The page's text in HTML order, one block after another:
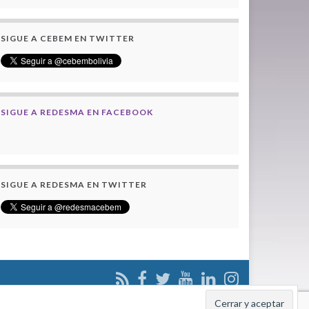
SIGUE A CEBEM EN TWITTER
SIGUE A REDESMA EN FACEBOOK
SIGUE A REDESMA EN TWITTER